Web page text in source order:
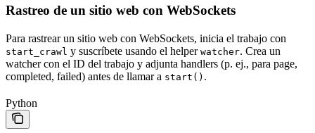
Rastreo de un sitio web con WebSockets
Para rastrear un sitio web con WebSockets, inicia el trabajo con
start_crawl y suscríbete usando el helper watcher. Crea un
watcher con el ID del trabajo y adjunta handlers (p. ej., para page,
completed, failed) antes de llamar a start() .
Python